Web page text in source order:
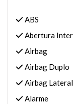
ABS
Abertura
Airbag
Airbag Duplo
Airbag Lateral
Alarme